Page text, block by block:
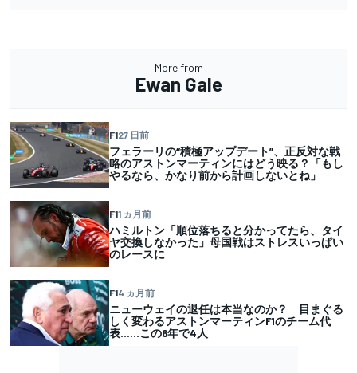
More from
Ewan Gale
F127 日前
フェラーリの“積極アップデート”、正反対な戦
略のアストンマーティンにはどう映る？「もし
やるなら、かなり前から計画しないとね」
F11 ヵ月前
ハミルトン「順位落ちると分かってたら、タイ
ヤ交換しなかった」母国戦はストレスいっぱい
のレースに
F14 ヵ月前
ニューウェイの退任は本当なのか？ 目まぐる
しく変わるアストンマーティンF1のチーム代
表……この6年で4人